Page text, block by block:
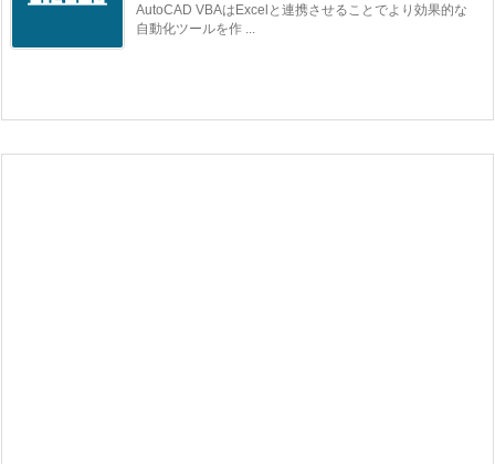
AutoCAD VBAはExcelと連携させることでより効果的な
自動化ツールを作 ...